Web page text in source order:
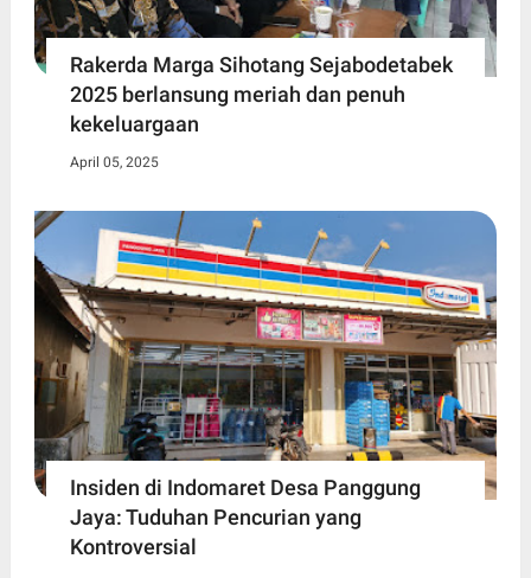
Rakerda Marga Sihotang Sejabodetabek
2025 berlansung meriah dan penuh
kekeluargaan
April 05, 2025
Insiden di Indomaret Desa Panggung
Jaya: Tuduhan Pencurian yang
Kontroversial